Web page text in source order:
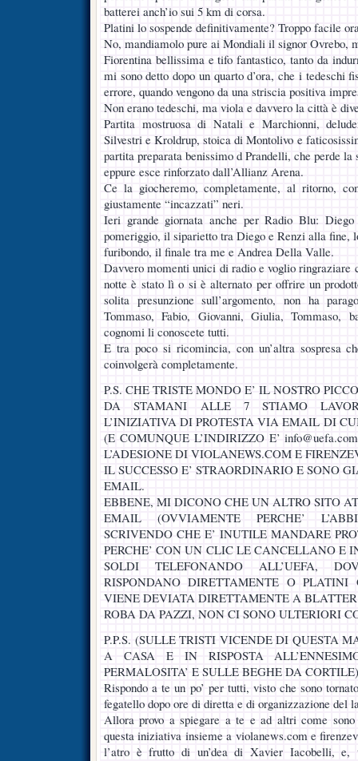
batterei anch’io sui 5 km di corsa.
Platini lo sospende definitivamente? Troppo facile
No, mandiamolo pure ai Mondiali il signor Ovrebo,
Fiorentina bellissima e tifo fantastico, tanto da
mi sono detto dopo un quarto d’ora, che i tedeschi
errore, quando vengono da una striscia positiva
Non erano tedeschi, ma viola e davvero la città è
Partita mostruosa di Natali e Marchionni,
Silvestri e Kroldrup, stoica di Montolivo e
partita preparata benissimo d Prandelli, che perde
eppure esce rinforzato dall’Allianz Arena.
Ce la giocheremo, completamente, al ritorno,
giustamente “incazzati” neri.
Ieri grande giornata anche per Radio Blu:
pomeriggio, il siparietto tra Diego e Renzi alla fine,
furibondo, il finale tra me e Andrea Della Valle.
Davvero momenti unici di radio e voglio
notte è stato lì o si è alternato per offrire un
solita presunzione sull’argomento, non ha
Tommaso, Fabio, Giovanni, Giulia, Tommaso,
cognomi li conoscete tutti.
E tra poco si ricomincia, con un’altra sospresa
coinvolgerà completamente.
P.S. CHE TRISTE MONDO E’ IL NOSTRO
DA STAMANI ALLE 7 STIAMO
L’INIZIATIVA DI PROTESTA VIA EMAIL DI
(E COMUNQUE L’INDIRIZZO E’
L’ADESIONE DI VIOLANEWS.COM E
IL SUCCESSO E’ STRAORDINARIO E SONO
EMAIL.
EBBENE, MI DICONO CHE UN ALTRO SITO
EMAIL (OVVIAMENTE PERCHE’
SCRIVENDO CHE E’ INUTILE MANDARE
PERCHE’ CON UN CLIC LE CANCELLANO E
SOLDI TELEFONANDO ALL’UEFA,
RISPONDANO DIRETTAMENTE O
VIENE DEVIATA DIRETTAMENTE A
ROBA DA PAZZI, NON CI SONO ULTERIORI
P.P.S. (SULLE TRISTI VICENDE DI QUESTA
A CASA E IN RISPOSTA
PERMALOSITA’ E SULLE BEGHE DA
Rispondo a te un po’ per tutti, visto che sono
fegatello dopo ore di diretta e di organizzazione del
Allora provo a spiegare a te e ad altri come
questa iniziativa insieme a violanews.com e
l’atro è frutto di un’dea di Xavier Iacobelli, e,